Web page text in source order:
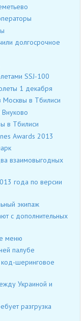
долгосрочное
SSJ-100
1 декабря
Москвы в Тбилиси
в Тбилиси
Awards 2013
взаимовыгодных
года по версии
экипаж
с дополнительных
меню
палубе
код-шеринговое
Украиной и
разгрузка